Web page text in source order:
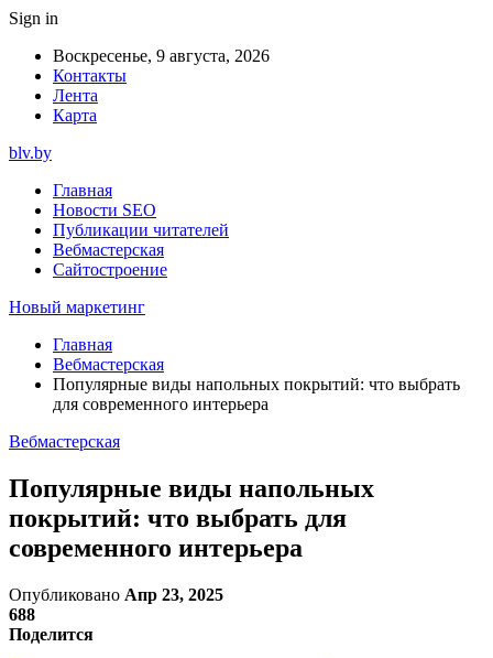
Sign in
Воскресенье, 9 августа, 2026
Контакты
Лента
Карта
blv.by
Главная
Новости SEO
Публикации читателей
Вебмастерская
Сайтостроение
Новый маркетинг
Главная
Вебмастерская
Популярные виды напольных покрытий: что выбрать
для современного интерьера
Вебмастерская
Популярные виды напольных
покрытий: что выбрать для
современного интерьера
Опубликовано Апр 23, 2025
688
Поделится